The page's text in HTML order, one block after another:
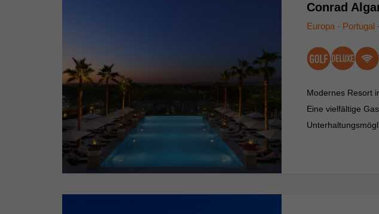
Conrad
Europa - Portugal
Modernes Resort
Eine vielfältige